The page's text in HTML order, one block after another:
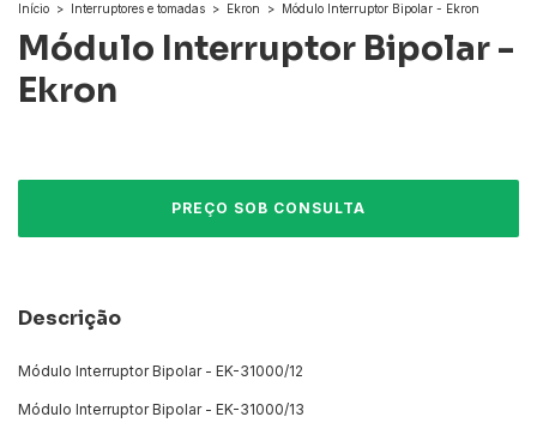
Início > Interruptores e tomadas > Ekron > Módulo Interruptor Bipolar - Ekron
Módulo Interruptor Bipolar -
Ekron
Descrição
Módulo Interruptor Bipolar - EK-31000/12
Módulo Interruptor Bipolar - EK-31000/13